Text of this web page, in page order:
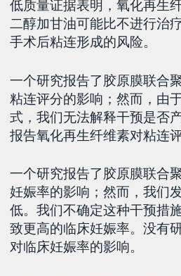
低质量证据表明，氧化再生
二醇加甘油可能比不进行治
手术后粘连形成的风险。
一个研究报告了胶原膜联合
粘连评分的影响；然而，由
式，我们无法解释干预是否
报告氧化再生纤维素对粘连
一个研究报告了胶原膜联合
妊娠率的影响；然而，我们
低。我们不确定这种干预措
致更高的临床妊娠率。没有
对临床妊娠率的影响。